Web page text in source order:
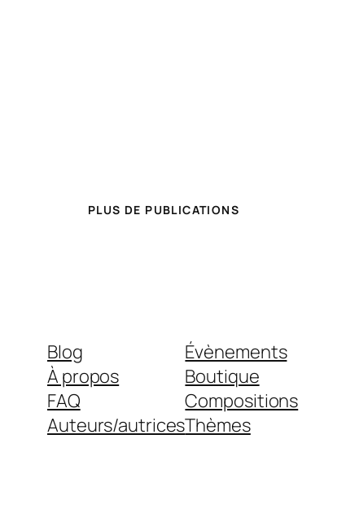
PLUS DE PUBLICATIONS
Blog
À propos
FAQ
Auteurs/autrices
Évènements
Boutique
Compositions
Thèmes